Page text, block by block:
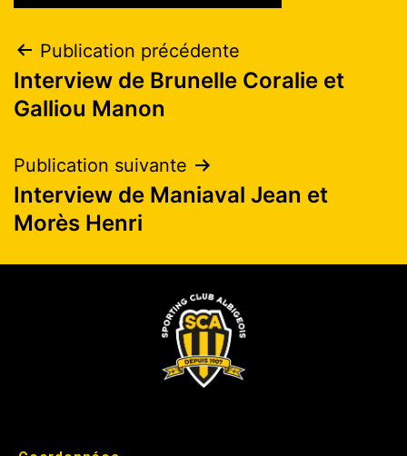
Publication précédente
Interview de Brunelle Coralie et
Galliou Manon
Publication suivante
Interview de Maniaval Jean et
Morès Henri